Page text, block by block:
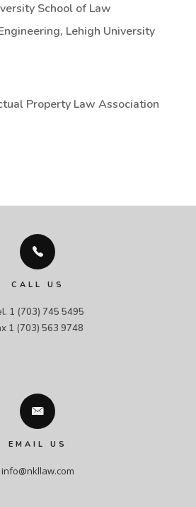
School of Law
Lehigh University
Property Law Association
CALL US
1 (703) 745 5495
1 (703) 563 9748
EMAIL US
info@nkllaw.com